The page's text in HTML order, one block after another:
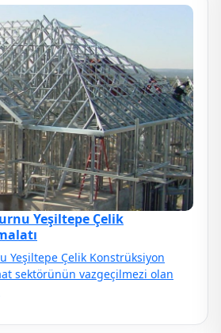
Yeşiltepe Çelik
Yeşiltepe Çelik Konstrüksiyon
sektörünün vazgeçilmezi olan